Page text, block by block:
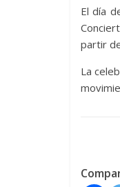
El día
partir
La